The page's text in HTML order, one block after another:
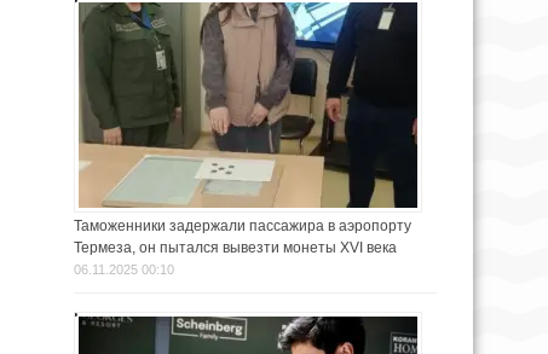
Таможенники задержали пассажира в аэропорту
Термеза, он пытался вывезти монеты XVI века
06.11.2025 00:10